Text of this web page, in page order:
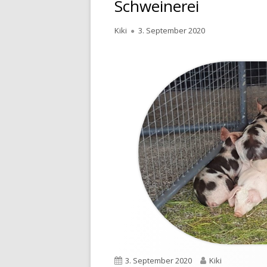
Schweinerei
Autor
Kiki
Veröffentlicht
3. September 2020
Veröffentlicht
3. September 2020 Autor
Kiki